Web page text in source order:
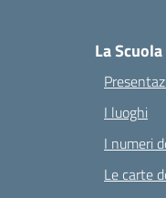
La Scuola
I luoghi
I numeri
Le carte